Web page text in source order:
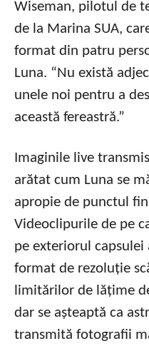
Wiseman, pilotul de
de la Marina SUA,
format din patru
Luna. “Nu există
unele noi pentru a
această fereastră.”
Imaginile live
arătat cum Luna se
apropie de punctul
Videoclipurile de pe
pe exteriorul
format de rezoluție
limitărilor de lățime
dar se așteaptă ca
transmită fotografii